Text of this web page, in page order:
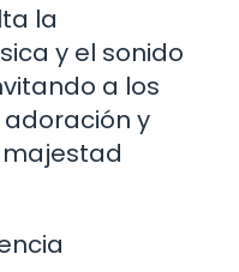
la
y el sonido
a los
y